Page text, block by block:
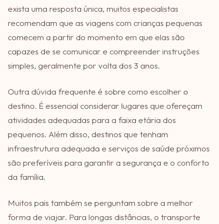
exista uma resposta única, muitos especialistas
recomendam que as viagens com crianças pequenas
comecem a partir do momento em que elas são
capazes de se comunicar e compreender instruções
simples, geralmente por volta dos 3 anos.
Outra dúvida frequente é sobre como escolher o
destino. É essencial considerar lugares que ofereçam
atividades adequadas para a faixa etária dos
pequenos. Além disso, destinos que tenham
infraestrutura adequada e serviços de saúde próximos
são preferíveis para garantir a segurança e o conforto
da família.
Muitos pais também se perguntam sobre a melhor
forma de viajar. Para longas distâncias, o transporte